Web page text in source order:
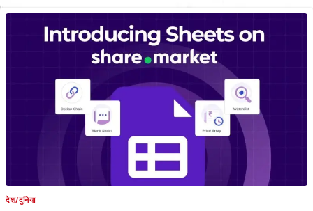
देश/दुनिया